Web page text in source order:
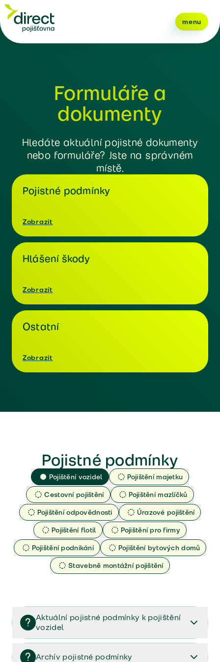
menu
Formuláře a
dokumenty
Hledáte aktuální pojistné dokumenty
nebo formuláře? Jste na správném
místě.
Pojistné podmínky
Zobrazit
Hlášení škody
Zobrazit
Ostatní
Zobrazit
Pojistné podmínky
Pojištění vozidel
Pojištění majetku
Cestovní pojištění
Pojištění mazlíčků
Pojištění odpovědnosti
Úrazové pojištění
Pojištění flotil
Pojištění pro firmy
Pojištění podnikání
Pojištění bytových domů
Stavebně montážní pojištění
Aktuální pojistné podmínky k pojištění
vozidel
Pojištění vozidel/Pojistné podmínky a vše důležité ke
smlouvě (PDF)
Archív pojistné podmínky